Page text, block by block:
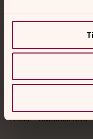
Svenska kyrkan
Hitta församling
Ge en gåva
Svenska kyrkan i
Press – nationell nivå